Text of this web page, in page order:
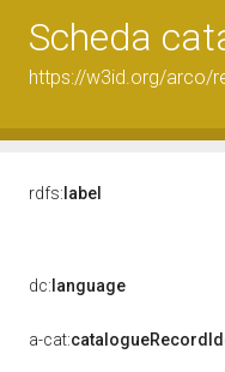
Scheda
https://w3id.org/arco/
rdfs: label
dc: language
a-cat: